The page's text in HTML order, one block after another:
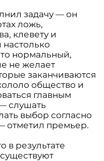
задачу — он
ложь,
клевету и
настолько
нормальный,
не желает
заканчиваются
общество и
главным
слушать
выбор согласно
отметил премьер.
в результате